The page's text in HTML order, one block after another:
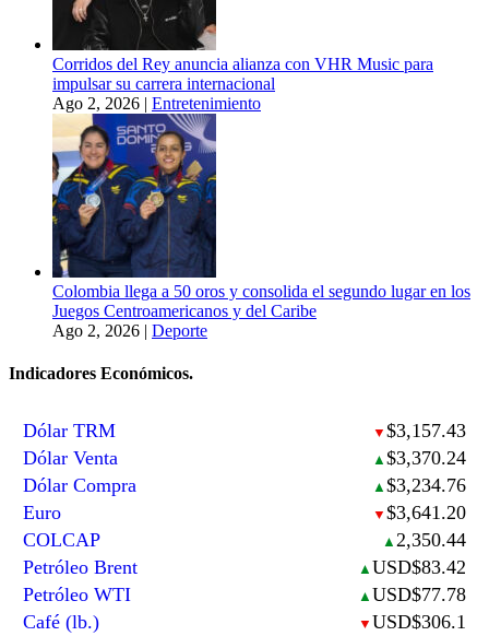
Corridos del Rey anuncia alianza con VHR Music para
impulsar su carrera internacional
Ago 2, 2026 | Entretenimiento
Colombia llega a 50 oros y consolida el segundo lugar en los
Juegos Centroamericanos y del Caribe
Ago 2, 2026 | Deporte
Indicadores Económicos.
Dólar TRM ▼ $3,157.43
Dólar Venta
▲ $3,370.24
Dólar Compra
▲ $3,234.76
Euro
▼ $3,641.20
COLCAP
▲ 2,350.44
Petróleo Brent
▲ USD$83.42
Petróleo WTI
▲ USD$77.78
Café (lb.)
▼ USD$306.1